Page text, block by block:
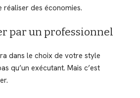
des économies.
par un professionnel
dans le choix de votre style
qu’un exécutant. Mais c’est